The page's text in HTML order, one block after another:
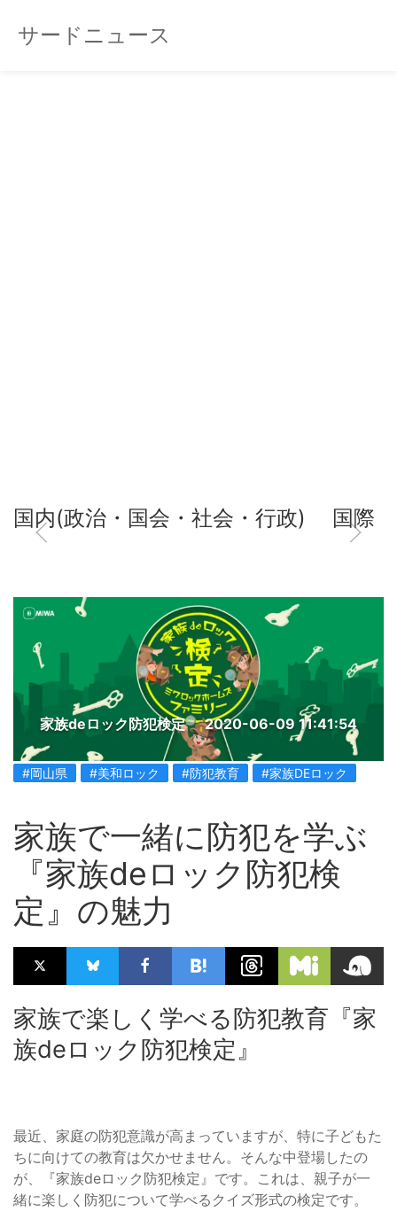
サードニュース
国内(政治・国会・社会・行政) 国際
家族deロック防犯検定 2020-06-09 11:41:54
#岡山県 #美和ロック #防犯教育 #家族DEロック
家族で一緒に防犯を学ぶ
『家族deロック防犯検
定』の魅力
家族で楽しく学べる防犯教育『家
族deロック防犯検定』
最近、家庭の防犯意識が高まっていますが、特に子どもた
ちに向けての教育は欠かせません。そんな中登場したの
が、『家族deロック防犯検定』です。これは、親子が一
緒に楽しく防犯について学べるクイズ形式の検定です。